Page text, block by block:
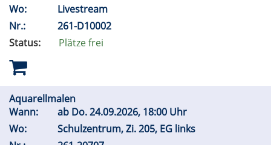
Wo:
Livestream
Nr.:
261-D10002
Status:
Plätze frei
Aquarellmalen
Wann:
ab Do.24.09.2026, 18:00 Uhr
Wo:
Schulzentrum, Zi. 205, EG links